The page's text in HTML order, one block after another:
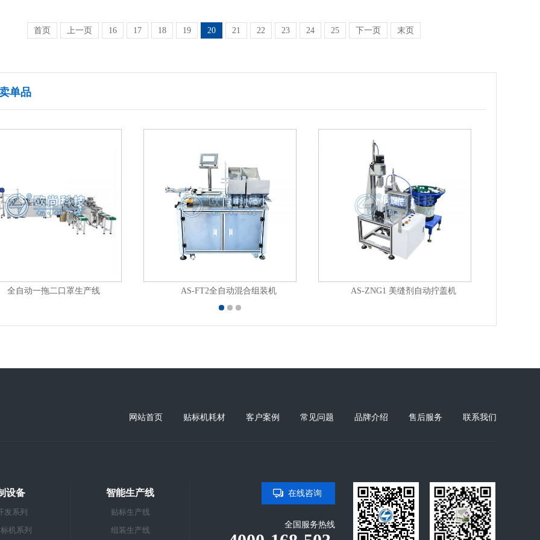
首页 上一页 16 17 18 19 20 21 22 23 24 25 下一页 末页
单品
全自动一拖二口罩生产线 AS-FT2全自动混合组装机 AS-ZNG1 美缝剂自动拧盖机
网站首页 贴标机耗材 客户案例 常见问题 品牌介绍 售后服务 联系我们
设备
发系列
机系列
智能生产线
贴标生产线
组装生产线
在线咨询
全国服务热线